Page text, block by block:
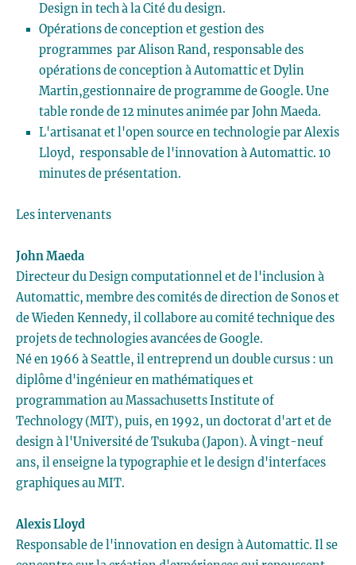
Design in tech à la Cité du design.
Opérations de conception et gestion des
programmes par Alison Rand, responsable des
opérations de conception à Automattic et Dylin
Martin,gestionnaire de programme de Google. Une
table ronde de 12 minutes animée par John Maeda.
L'artisanat et l'open source en technologie par Alexis
Lloyd, responsable de l'innovation à Automattic. 10
minutes de présentation.
Les intervenants
John Maeda
Directeur du Design computationnel et de l'inclusion à
Automattic, membre des comités de direction de Sonos et
de Wieden Kennedy, il collabore au comité technique des
projets de technologies avancées de Google.
Né en 1966 à Seattle, il entreprend un double cursus : un
diplôme d'ingénieur en mathématiques et
programmation au Massachusetts Institute of
Technology (MIT), puis, en 1992, un doctorat d'art et de
design à l'Université de Tsukuba (Japon). À vingt-neuf
ans, il enseigne la typographie et le design d'interfaces
graphiques au MIT.
Alexis Lloyd
Responsable de l'innovation en design à Automattic. Il se